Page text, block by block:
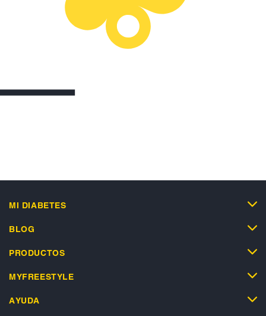
MI DIABETES
BLOG
PRODUCTOS
MYFREESTYLE
AYUDA